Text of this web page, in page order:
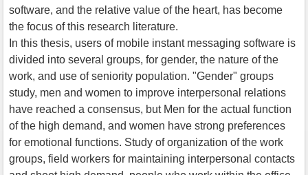
software, and the relative value of the heart, has become
the focus of this research literature.
In this thesis, users of mobile instant messaging software is
divided into several groups, for gender, the nature of the
work, and use of seniority population. "Gender" groups
study, men and women to improve interpersonal relations
have reached a consensus, but Men for the actual function
of the high demand, and women have strong preferences
for emotional functions. Study of organization of the work
groups, field workers for maintaining interpersonal contacts